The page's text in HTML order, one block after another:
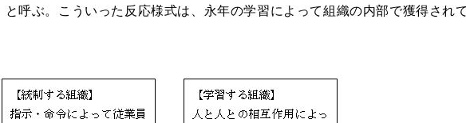
呼ぶ。こういった反応様式は、永年の学習によって組織の内部で獲得されて